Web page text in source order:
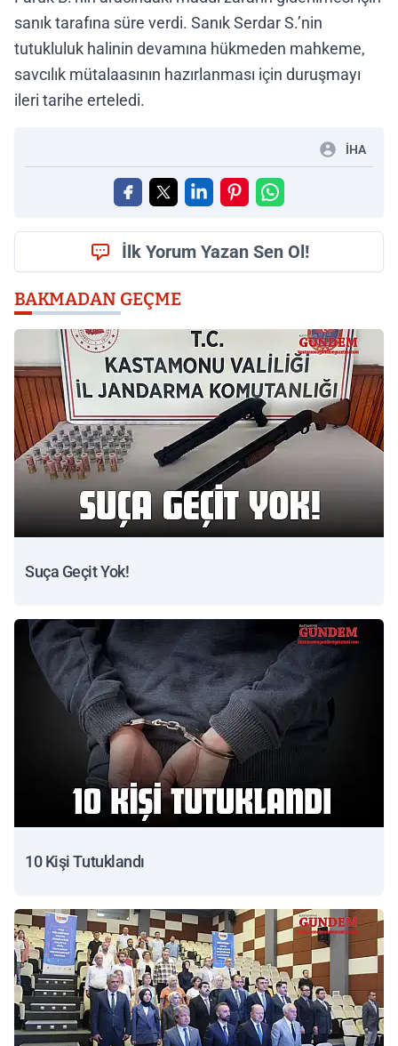
sanık tarafına süre verdi. Sanık Serdar S.’nin
tutukluluk halinin devamına hükmeden mahkeme,
savcılık mütalaasının hazırlanması için duruşmayı
ileri tarihe erteledi.
İHA
İlk Yorum Yazan Sen Ol!
BAKMADAN GEÇME
Suça Geçit Yok!
10 Kişi Tutuklandı